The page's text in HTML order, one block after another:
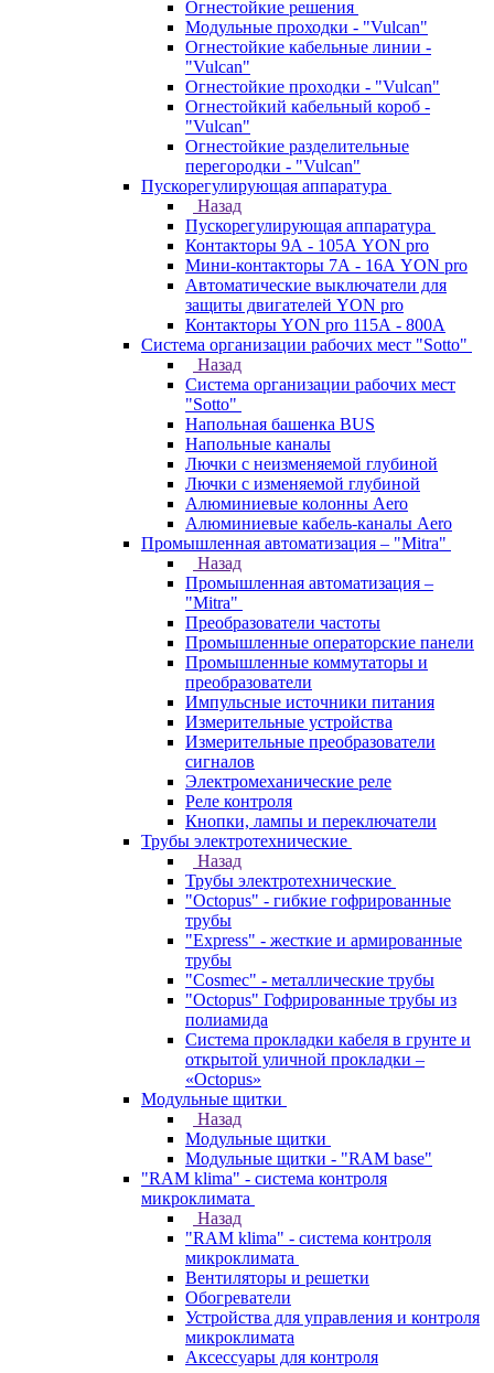
Огнестойкие решения
Модульные проходки - "Vulcan"
Огнестойкие кабельные линии -
"Vulcan"
Огнестойкие проходки - "Vulcan"
Огнестойкий кабельный короб -
"Vulcan"
Огнестойкие разделительные
перегородки - "Vulcan"
Пускорегулирующая аппаратура
Назад
Пускорегулирующая аппаратура
Контакторы 9А - 105А YON pro
Мини-контакторы 7А - 16А YON pro
Автоматические выключатели для
защиты двигателей YON pro
Контакторы YON pro 115А - 800А
Система организации рабочих мест "Sotto"
Назад
Система организации рабочих мест
"Sotto"
Напольная башенка BUS
Напольные каналы
Лючки с неизменяемой глубиной
Лючки с изменяемой глубиной
Алюминиевые колонны Aero
Алюминиевые кабель-каналы Aero
Промышленная автоматизация – "Mitra"
Назад
Промышленная автоматизация –
"Mitra"
Преобразователи частоты
Промышленные операторские панели
Промышленные коммутаторы и
преобразователи
Импульсные источники питания
Измерительные устройства
Измерительные преобразователи
сигналов
Электромеханические реле
Реле контроля
Кнопки, лампы и переключатели
Трубы электротехнические
Назад
Трубы электротехнические
"Octopus" - гибкие гофрированные
трубы
"Express" - жесткие и армированные
трубы
"Cosmec" - металлические трубы
"Octopus" Гофрированные трубы из
полиамида
Система прокладки кабеля в грунте и
открытой уличной прокладки –
«Octopus»
Модульные щитки
Назад
Модульные щитки
Модульные щитки - "RAM base"
"RAM klima" - система контроля
микроклимата
Назад
"RAM klima" - система контроля
микроклимата
Вентиляторы и решетки
Обогреватели
Устройства для управления и контроля
микроклимата
Аксессуары для контроля